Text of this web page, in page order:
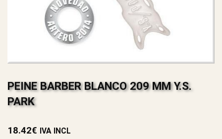
PEINE BARBER BLANCO 209 MM Y.S.
PARK
18.42€ IVA INCL